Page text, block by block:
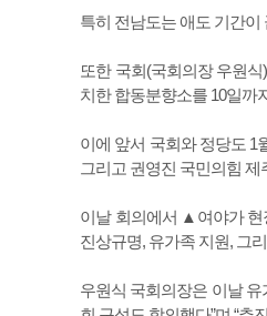
특히 전남도는 애도 기간
또한 국회(국회의장 우원
치한 합동분향소를 10일까
이에 앞서 국회와 정당도 1
그리고 권영진 국민의힘
이날 회의에서 ▲여야가 현
진상규명, 유가족 지원, 그
우원식 국회의장은 이날